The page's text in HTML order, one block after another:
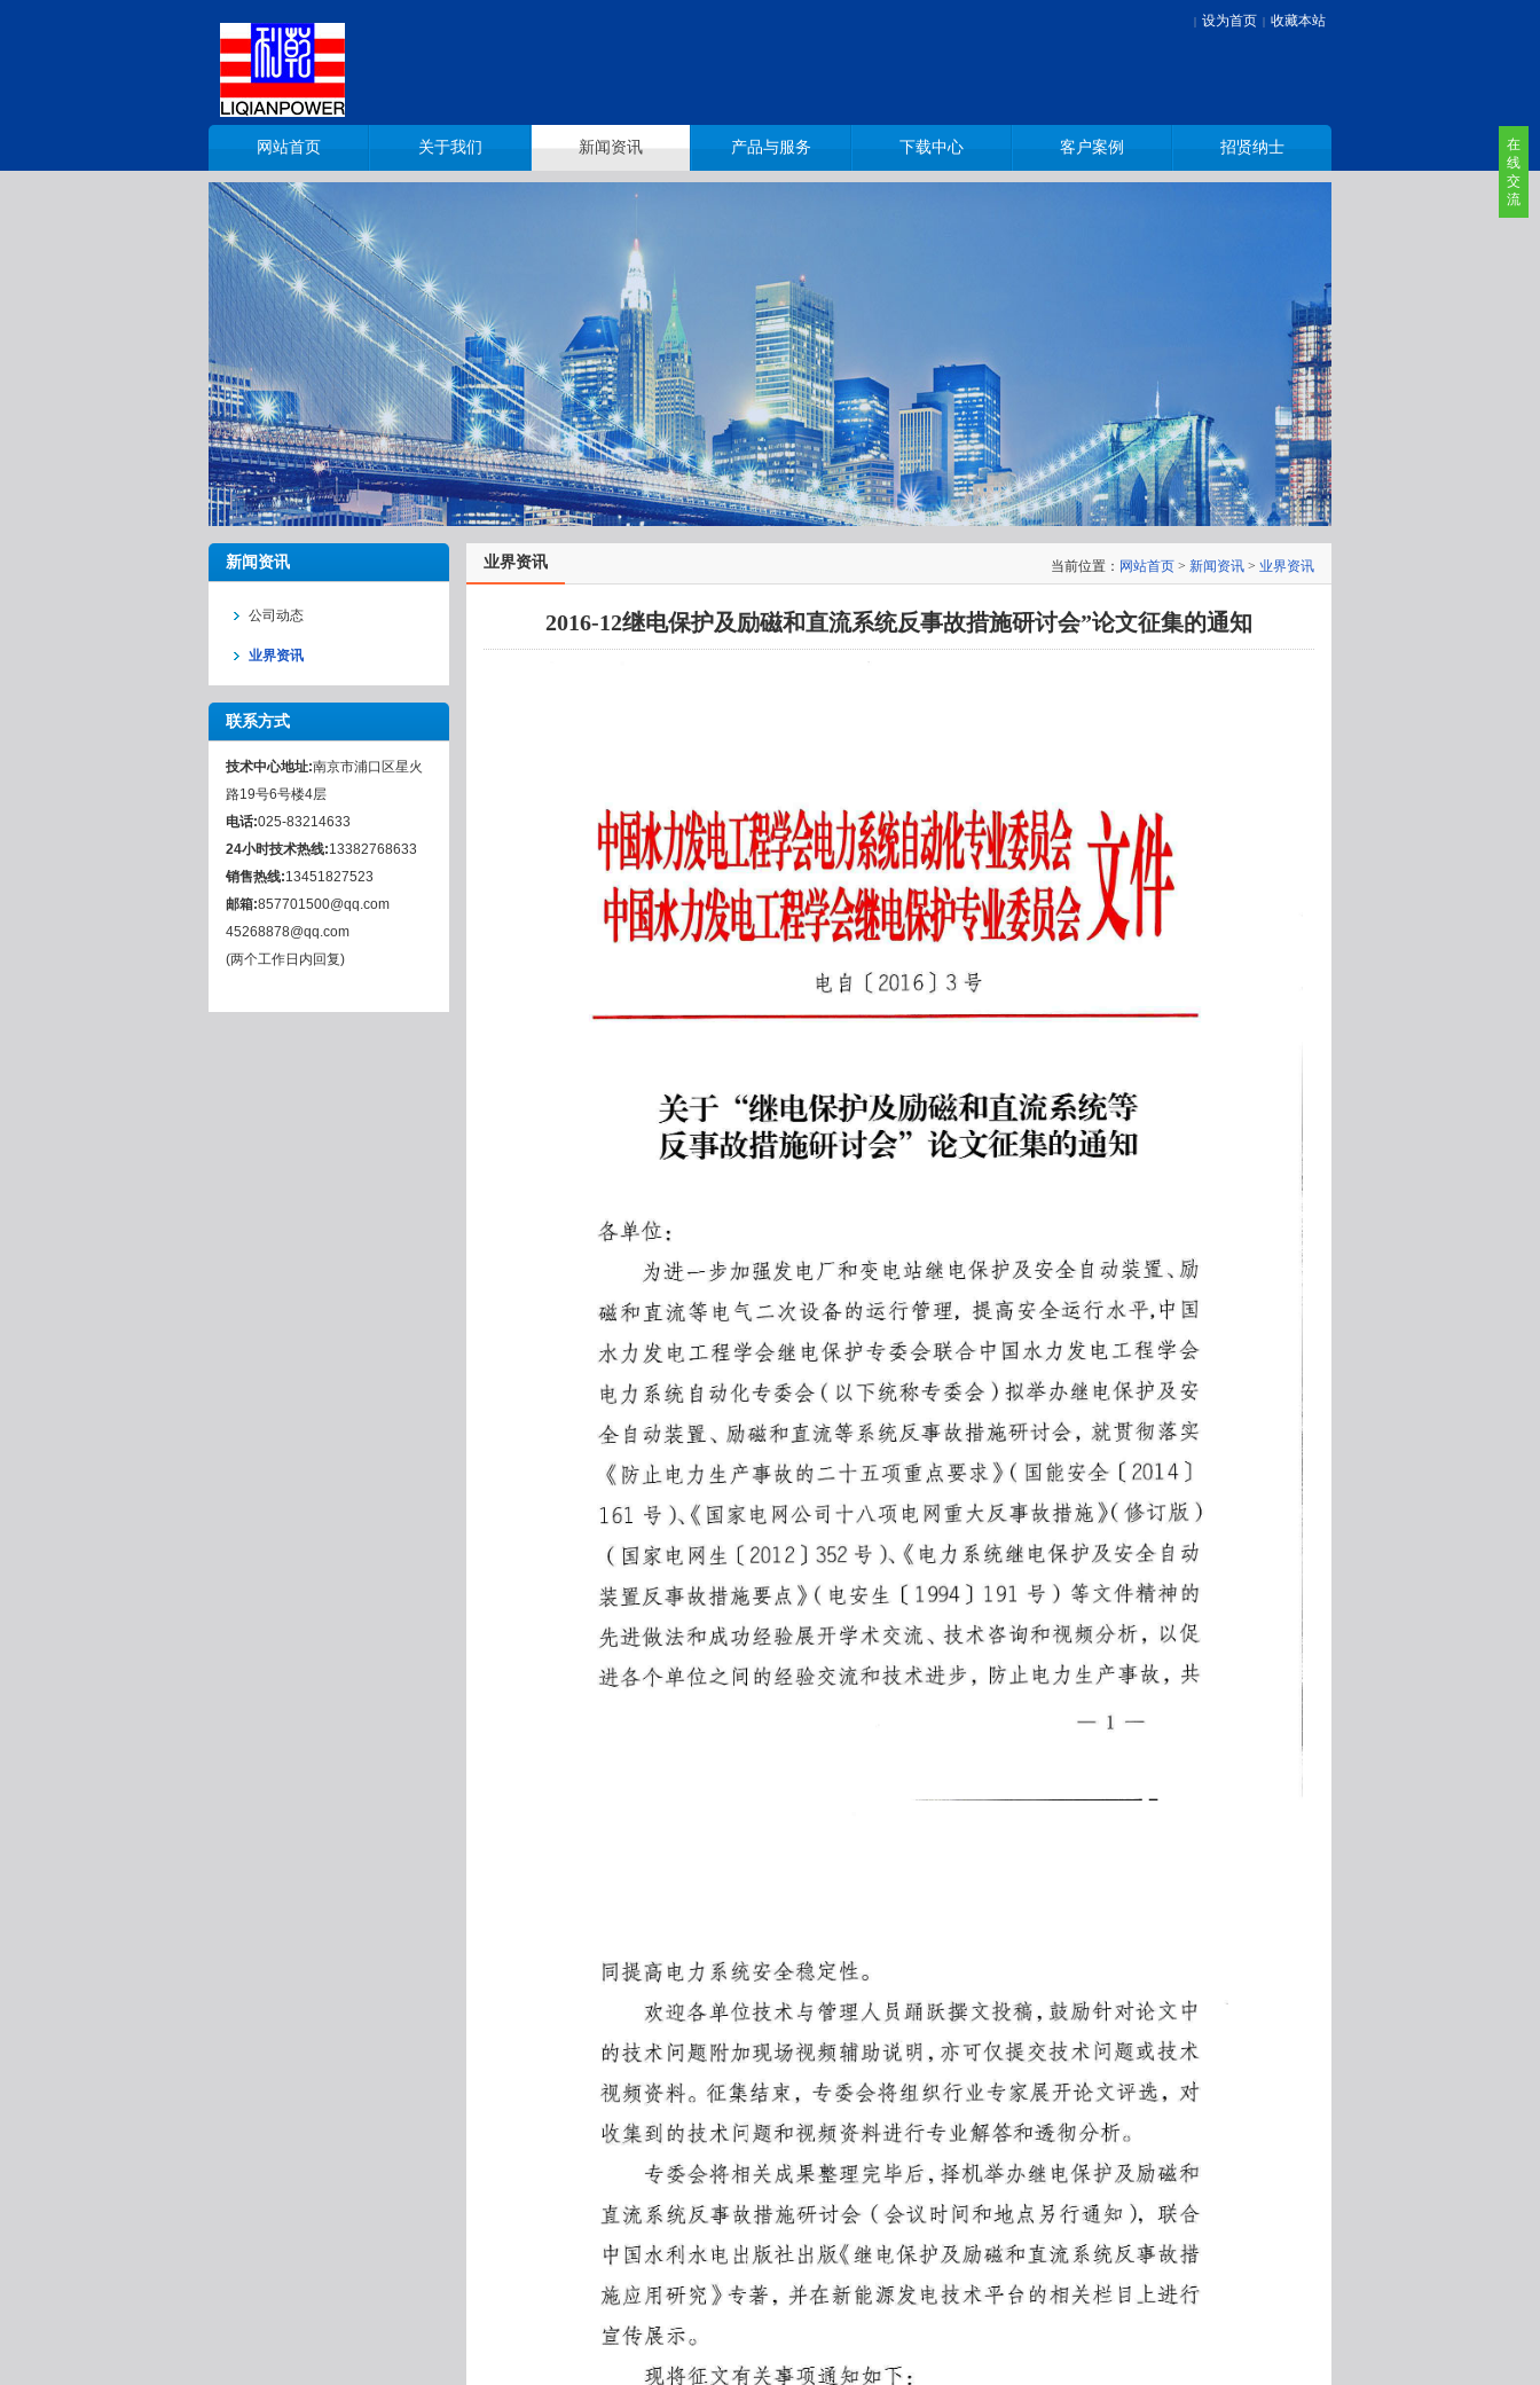
| 设为首页 | 收藏本站
网站首页 关于我们 新闻资讯 产品与服务 下载中心 客户案例 招贤纳士
新闻资讯
公司动态
业界资讯
联系方式
技术中心地址:南京市浦口区星火
路19号6号楼4层
电话:025-83214633
24小时技术热线:13382768633
销售热线:13451827523
邮箱:857701500@qq.com
45268878@qq.com
(两个工作日内回复)
当前位置： 网站首页 > 新闻资讯 > 业界资讯
业界资讯
2016-12继电保护及励磁和直流系统反事故措施研讨会”论文征集的通知
在
线
交
流